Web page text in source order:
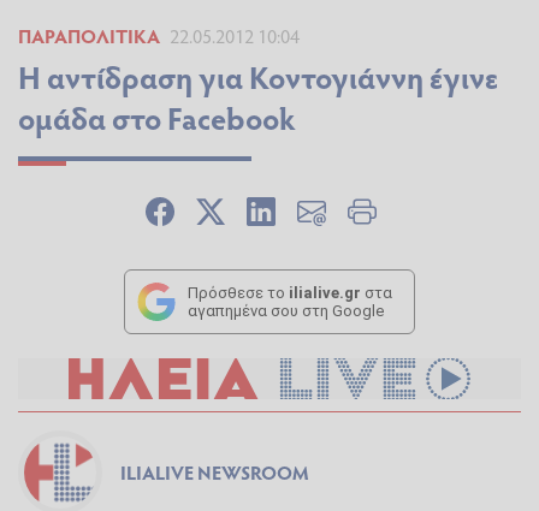
ΠΑΡΑΠΟΛΙΤΙΚΆ 22.05.2012 10:04
Η αντίδραση για Κοντογιάννη έγινε
ομάδα στο Facebook
Πρόσθεσε το ilialive.gr στα
αγαπημένα σου στη Google
ILIALIVE NEWSROOM